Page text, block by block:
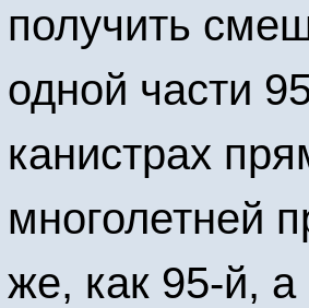
получить
одной части
канистрах
многолетней
же, как 95-й,